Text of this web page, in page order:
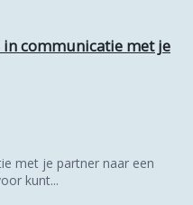
in communicatie met je
met je partner naar een
kunt...